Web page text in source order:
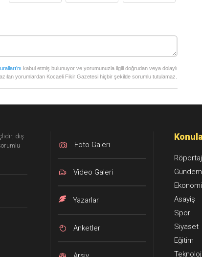
kabul etmiş bulunuyor ve yorumunuzla ilgili doğrudan veya dolaylı
yorumlardan Kocaeli Fikir Gazetesi hiçbir şekilde sorumlu tutulamaz.
dış
Foto Galeri
Video Galeri
Yazarlar
Anketler
Röportaj
Gündem
Ekonomi
Asayiş
Spor
Siyaset
Eğitim